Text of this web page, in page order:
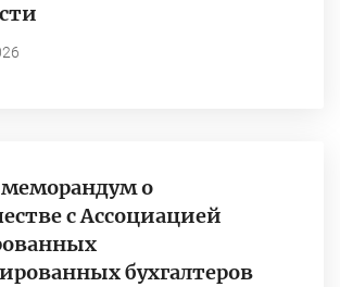
о
с Ассоциацией
бухгалтеров